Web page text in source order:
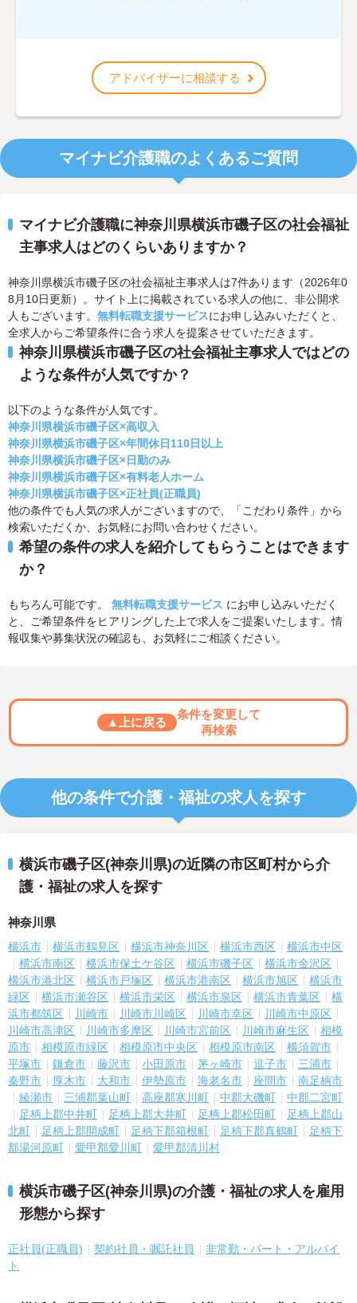
アドバイザーに相談する
マイナビ介護職のよくあるご質問
マイナビ介護職に神奈川県横浜市磯子区の社会福祉
主事求人はどのくらいありますか？
神奈川県横浜市磯子区の社会福祉主事求人は7件あります（2026年0
8月10日更新）。サイト上に掲載されている求人の他に、非公開求
人もございます。 無料転職支援サービスにお申し込みいただくと、
全求人からご希望条件に合う求人を提案させていただきます。
神奈川県横浜市磯子区の社会福祉主事求人ではどの
ような条件が人気ですか？
以下のような条件が人気です。
神奈川県横浜市磯子区×高収入
神奈川県横浜市磯子区×年間休日110日以上
神奈川県横浜市磯子区×日勤のみ
神奈川県横浜市磯子区×有料老人ホーム
神奈川県横浜市磯子区×正社員(正職員)
他の条件でも人気の求人がございますので、「こだわり条件」から
検索いただくか、お気軽にお問い合わせください。
希望の条件の求人を紹介してもらうことはできます
か？
もちろん可能です。 無料転職支援サービス にお申し込みいただく
と、ご希望条件をヒアリングした上で求人をご提案いたします。情
報収集や募集状況の確認も、お気軽にご相談ください。
▲上に戻る
条件を変更して
再検索
他の条件で介護・福祉の求人を探す
横浜市磯子区(神奈川県)の近隣の市区町村から介
護・福祉の求人を探す
神奈川県
横浜市 横浜市鶴見区 横浜市神奈川区 横浜市西区
横浜市中区
横浜市南区
横浜市保土ケ谷区 横浜市磯子区
横浜市金沢区
横浜市港北区
横浜市戸塚区 横浜市港南区 横浜市旭区
横浜市
緑区
横浜市瀬谷区 横浜市栄区 横浜市泉区 横浜市青葉区
横
浜市都筑区
川崎市 川崎市川崎区 川崎市幸区
川崎市中原区
川崎市高津区
川崎市多摩区 川崎市宮前区 川崎市麻生区
相模
原市
相模原市緑区 相模原市中央区 相模原市南区
横須賀市
平塚市
鎌倉市 藤沢市 小田原市 茅ヶ崎市 逗子市
三浦市
秦野市
厚木市 大和市 伊勢原市 海老名市 座間市
南足柄市
綾瀬市
三浦郡葉山町 高座郡寒川町 中郡大磯町
中郡二宮町
足柄上郡中井町
足柄上郡大井町 足柄上郡松田町
足柄上郡山
北町
足柄上郡開成町 足柄下郡箱根町 足柄下郡真鶴町
足柄下
郡湯河原町
愛甲郡愛川町 愛甲郡清川村
横浜市磯子区(神奈川県)の介護・福祉の求人を雇用
形態から探す
正社員(正職員) 契約社員・嘱託社員
非常勤・パート・アルバイ
ト